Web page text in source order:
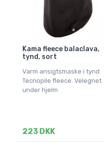
Kama fleece balaclava,
tynd, sort
Varm ansigtsmaske i tynd
Tecnopile fleece. Velegnet
under hjelm
223 DKK